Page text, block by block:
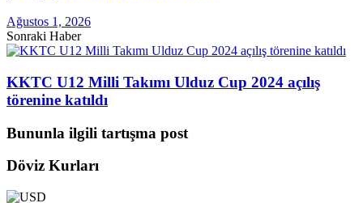
Ağustos 1, 2026
Sonraki Haber
KKTC U12 Milli Takımı Ulduz Cup 2024 açılış
törenine katıldı
Bununla ilgili tartışma post
Döviz Kurları